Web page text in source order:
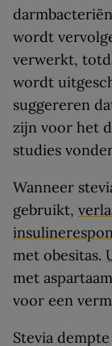
wordt
verwerkt,
wordt
suggereren
zijn voor het
studies
Wanneer
gebruikt,
met obesitas.
met
voor een
Stevia